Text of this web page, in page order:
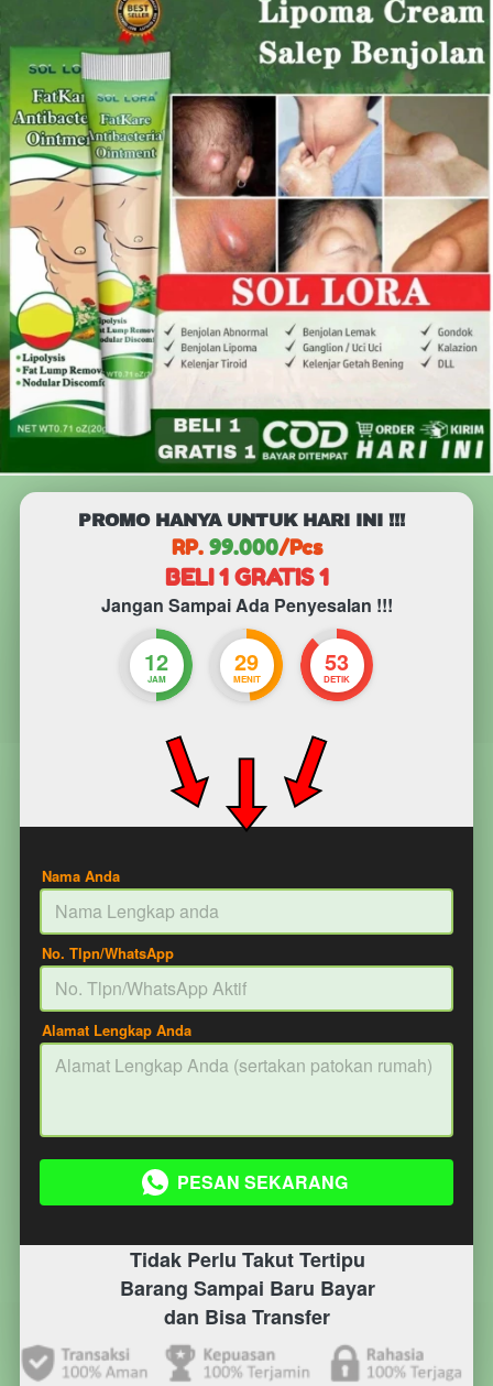
PROMO HANYA UNTUK HARI INI !!!
RP. 99.000/Pcs
BELI 1 GRATIS 1
Jangan Sampai Ada Penyesalan !!!
12
JAM
29
MENIT
52
DETIK
Nama Anda
No. Tlpn/WhatsApp
Alamat Lengkap Anda
` PESAN SEKARANG
Tidak Perlu Takut Tertipu
Barang Sampai Baru Bayar
dan Bisa Transfer